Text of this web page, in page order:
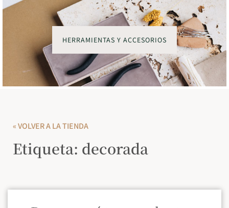
HERRAMIENTAS Y ACCESORIOS
« VOLVER A LA TIENDA
Etiqueta: decorada